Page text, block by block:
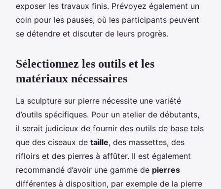
exposer les travaux finis. Prévoyez également un
coin pour les pauses, où les participants peuvent
se détendre et discuter de leurs progrès.
Sélectionnez les outils et les
matériaux nécessaires
La sculpture sur pierre nécessite une variété
d’outils spécifiques. Pour un atelier de débutants,
il serait judicieux de fournir des outils de base tels
que des ciseaux de taille, des massettes, des
rifloirs et des pierres à affûter. Il est également
recommandé d’avoir une gamme de pierres
différentes à disposition, par exemple de la pierre